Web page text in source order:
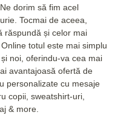
dorim să fim acel
Tocmai de aceea,
răspundă și celor mai
totul este mai simplu
noi, oferindu-va cea mai
avantajoasă ofertă de
personalizate cu mesaje
copii, sweatshirt-uri,
& more.